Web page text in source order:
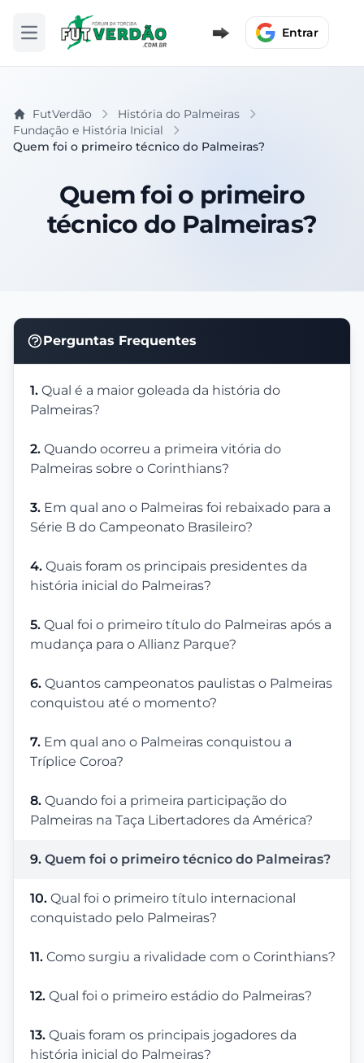
Abrir menu Entrar
FutVerdão
História do Palmeiras
Fundação e História Inicial
Quem foi o primeiro técnico do Palmeiras?
Quem foi o primeiro
técnico do Palmeiras?
Perguntas Frequentes
1. Qual é a maior goleada da história do
Palmeiras?
2. Quando ocorreu a primeira vitória do
Palmeiras sobre o Corinthians?
3. Em qual ano o Palmeiras foi rebaixado para a
Série B do Campeonato Brasileiro?
4. Quais foram os principais presidentes da
história inicial do Palmeiras?
5. Qual foi o primeiro título do Palmeiras após a
mudança para o Allianz Parque?
6. Quantos campeonatos paulistas o Palmeiras
conquistou até o momento?
7. Em qual ano o Palmeiras conquistou a
Tríplice Coroa?
8. Quando foi a primeira participação do
Palmeiras na Taça Libertadores da América?
9. Quem foi o primeiro técnico do Palmeiras?
10. Qual foi o primeiro título internacional
conquistado pelo Palmeiras?
11. Como surgiu a rivalidade com o Corinthians?
12. Qual foi o primeiro estádio do Palmeiras?
13. Quais foram os principais jogadores da
história inicial do Palmeiras?